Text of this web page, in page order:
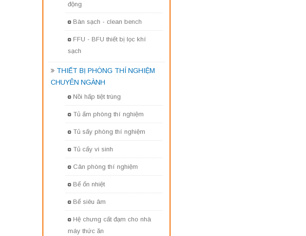
động
Bàn sạch - clean bench
FFU - BFU thiết bị lọc khí
sạch
THIẾT BỊ PHÒNG THÍ NGHIỆM
CHUYÊN NGÀNH
Nồi hấp tiệt trùng
Tủ ấm phòng thí nghiệm
Tủ sấy phòng thí nghiệm
Tủ cấy vi sinh
Cân phòng thí nghiệm
Bể ổn nhiệt
Bể siêu âm
Hệ chưng cất đạm cho nhà
máy thức ăn